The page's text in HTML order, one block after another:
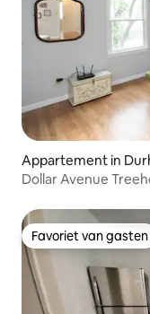
Appartement in
Dollar Avenue
Favoriet van gasten
Favoriet van gasten